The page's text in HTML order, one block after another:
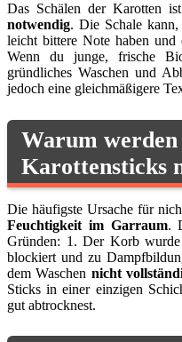
Das Schälen der Karotten
notwendig. Die Schale kann,
leicht bittere Note haben und
Wenn du junge, frische
gründliches Waschen und
jedoch eine gleichmäßigere
Warum werden
Karottensticks
Die häufigste Ursache für
Feuchtigkeit im Garraum.
Gründen: 1. Der Korb wurde
blockiert und zu
dem Waschen nicht
Sticks in einer einzigen
gut abtrocknest.